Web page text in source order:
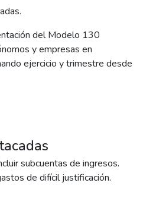
del Modelo 130
y empresas en
ejercicio y trimestre desde
subcuentas de ingresos.
de difícil justificación.